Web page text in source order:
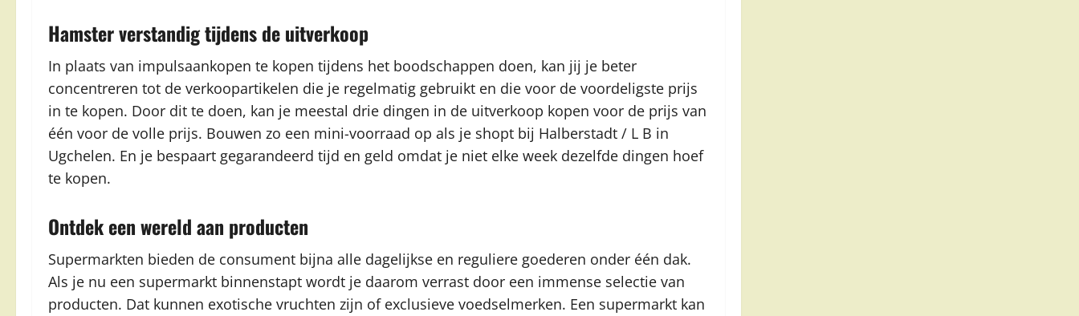
Hamster verstandig tijdens de uitverkoop
In plaats van impulsaankopen te kopen tijdens het boodschappen doen, kan jij je beter
concentreren tot de verkoopartikelen die je regelmatig gebruikt en die voor de voordeligste prijs
in te kopen. Door dit te doen, kan je meestal drie dingen in de uitverkoop kopen voor de prijs van
één voor de volle prijs. Bouwen zo een mini-voorraad op als je shopt bij Halberstadt / L B in
Ugchelen. En je bespaart gegarandeerd tijd en geld omdat je niet elke week dezelfde dingen hoef
te kopen.
Ontdek een wereld aan producten
Supermarkten bieden de consument bijna alle dagelijkse en reguliere goederen onder één dak.
Als je nu een supermarkt binnenstapt wordt je daarom verrast door een immense selectie van
producten. Dat kunnen exotische vruchten zijn of exclusieve voedselmerken. Een supermarkt kan